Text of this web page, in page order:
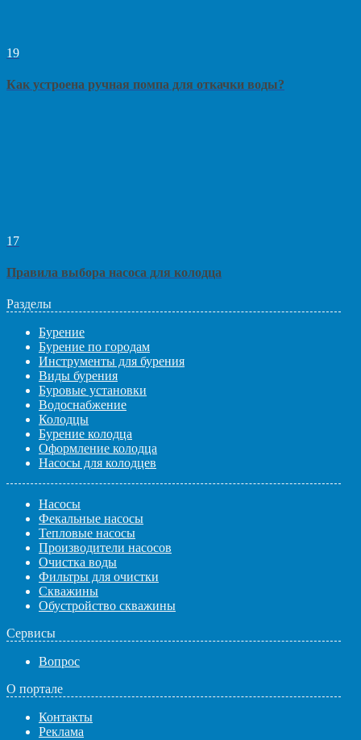
19
Как устроена ручная помпа для откачки воды?
17
Правила выбора насоса для колодца
Разделы
Бурение
Бурение по городам
Инструменты для бурения
Виды бурения
Буровые установки
Водоснабжение
Колодцы
Бурение колодца
Оформление колодца
Насосы для колодцев
Насосы
Фекальные насосы
Тепловые насосы
Производители насосов
Очистка воды
Фильтры для очистки
Скважины
Обустройство скважины
Сервисы
Вопрос
О портале
Контакты
Реклама